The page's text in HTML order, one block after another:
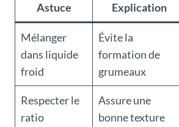
Astuce Explication
Mélanger
dans liquide
froid
Évite la
formation de
grumeaux
Respecter le
ratio
Assure une
bonne texture